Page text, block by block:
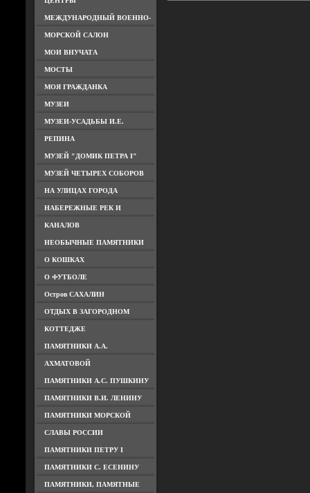
МЕЖДУНАРОДНЫЙ ВОЕННО-
МОРСКОЙ САЛОН
МОИ ВНУЧАТА
МОСТЫ
МОЯ ГРАЖДАНКА
МУЗЕИ
МУЗЕИ-УСАДЬБЫ И.Е.
РЕПИНА
МУЗЕЙ "ДОМИК ПЕТРА I"
МУЗЕЙ ЧЕТЫРЕХ СОБОРОВ
НА УЛИЦАХ ГОРОДА
НАБЕРЕЖНЫЕ РЕК И
КАНАЛОВ
НЕОБЫЧНЫЕ ПАМЯТНИКИ
О КОШКАХ
О ФУТБОЛЕ
Остров САХАЛИН
ОТДЫХ В ЗАГОРОДНОМ
КОТТЕДЖЕ
ПАМЯТНИКИ А.А.
АХМАТОВОЙ
ПАМЯТНИКИ А.С. ПУШКИНУ
ПАМЯТНИКИ В.И. ЛЕНИНУ
ПАМЯТНИКИ МОРСКОЙ
СЛАВЫ РОССИИ
ПАМЯТНИКИ ПЕТРУ I
ПАМЯТНИКИ С. ЕСЕНИНУ
ПАМЯТНИКИ, ПАМЯТНЫЕ